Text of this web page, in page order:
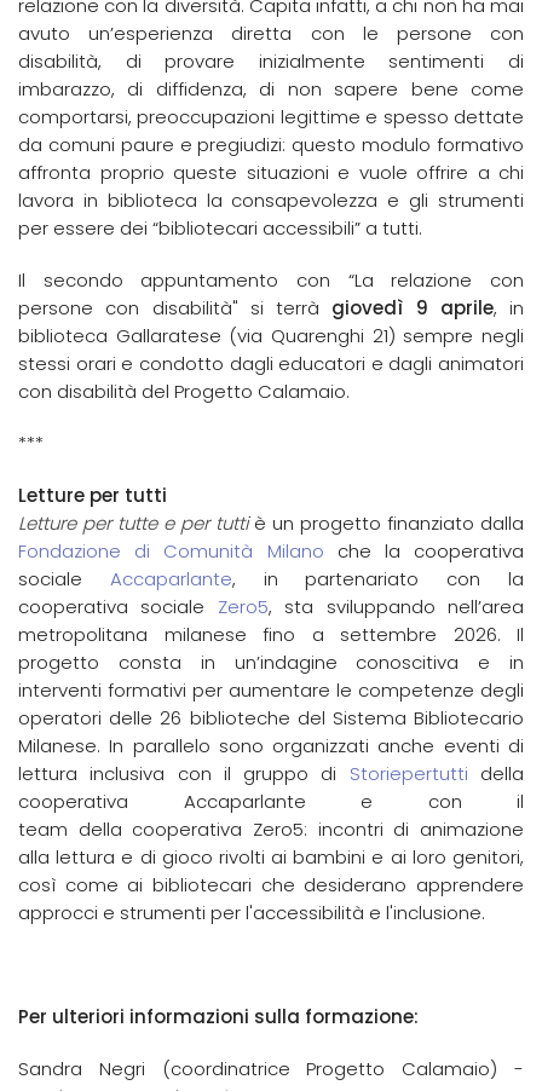
relazione con la diversità. Capita infatti, a chi non ha mai
avuto un’esperienza diretta con le persone con
disabilità, di provare inizialmente sentimenti di
imbarazzo, di diffidenza, di non sapere bene come
comportarsi, preoccupazioni legittime e spesso dettate
da comuni paure e pregiudizi: questo modulo formativo
affronta proprio queste situazioni e vuole offrire a chi
lavora in biblioteca la consapevolezza e gli strumenti
per essere dei “bibliotecari accessibili” a tutti.
Il secondo appuntamento con “La relazione con
persone con disabilità" si terrà giovedì 9 aprile, in
biblioteca Gallaratese (via Quarenghi 21) sempre negli
stessi orari e condotto dagli educatori e dagli animatori
con disabilità del Progetto Calamaio.
***
Letture per tutti
Letture per tutte e per tuttiè un progetto finanziato dalla
Fondazione di Comunità Milano che la cooperativa
sociale Accaparlante, in partenariato con la
cooperativa sociale Zero5, sta sviluppando nell’area
metropolitana milanese fino a settembre 2026. Il
progetto consta in un’indagine conoscitiva e in
interventi formativi per aumentare le competenze degli
operatori delle 26 biblioteche del Sistema Bibliotecario
Milanese. In parallelo sono organizzati anche eventi di
lettura inclusiva con il gruppo di Storiepertutti della
cooperativa Accaparlante e con il
team della cooperativa Zero5: incontri di animazione
alla lettura e di gioco rivolti ai bambini e ai loro genitori,
così come ai bibliotecari che desiderano apprendere
approcci e strumenti per l'accessibilità e l'inclusione.
Per ulteriori informazioni sulla formazione:
Sandra Negri (coordinatrice Progetto Calamaio) -